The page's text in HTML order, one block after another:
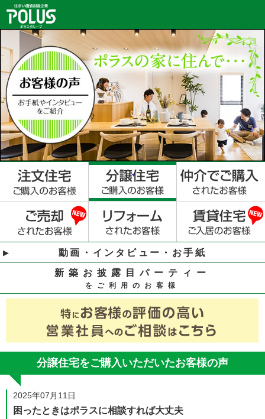
動画・インタビュー・お手紙
新築お披露目パーティー
をご利用のお客様
分譲住宅をご購入いただいたお客様の声
2025年07月11日
困ったときはポラスに相談すれば大丈夫